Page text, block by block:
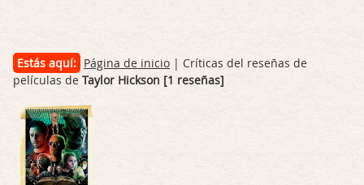
Estás aquí: Página de inicio | Críticas del reseñas de
películas de Taylor Hickson [1 reseñas]